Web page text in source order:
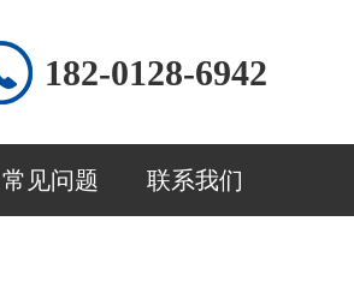
182-0128-6942
常见问题 联系我们